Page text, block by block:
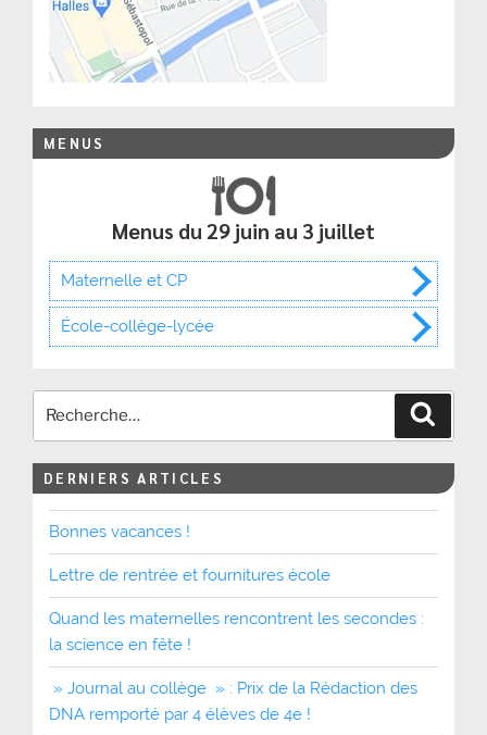
MENUS
Menus du 29 juin au 3 juillet
Maternelle et CP
École-collège-lycée
DERNIERS ARTICLES
Bonnes vacances !
Lettre de rentrée et fournitures école
Quand les maternelles rencontrent les secondes :
la science en fête !
» Journal au collège » : Prix de la Rédaction des
DNA remporté par 4 élèves de 4e !